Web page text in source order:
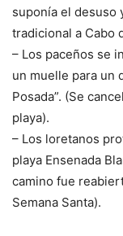
suponía el desuso
tradicional a Cabo
– Los paceños se
un muelle para un
Posada”. (Se
playa).
– Los loretanos
playa Ensenada
camino fue
Semana Santa).